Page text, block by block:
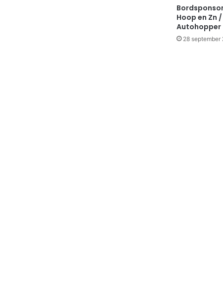
Hoop en Zn
Autohopper
28 september